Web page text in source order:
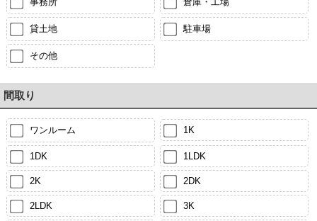
貸土地 駐車場
その他
間取り
ワンルーム 1K
1DK 1LDK
2K 2DK
2LDK 3K